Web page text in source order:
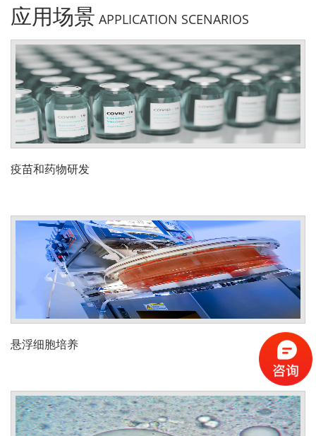
应用场景 APPLICATION SCENARIOS
疫苗和药物研发
悬浮细胞培养